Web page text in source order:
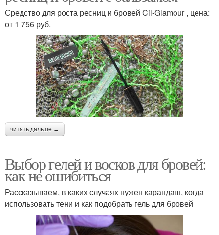
Средство для роста ресниц и бровей Cil-Glamour , цена:
от 1 756 руб.
читать дальше →
Выбор гелей и восков для бровей:
как не ошибиться
Рассказываем, в каких случаях нужен карандаш, когда
использовать тени и как подобрать гель для бровей